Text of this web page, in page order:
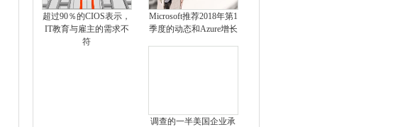
超过90％的CIOS表示，
IT教育与雇主的需求不
符
Microsoft推荐2018年第1
季度的动态和Azure增长
调查的一半美国企业承